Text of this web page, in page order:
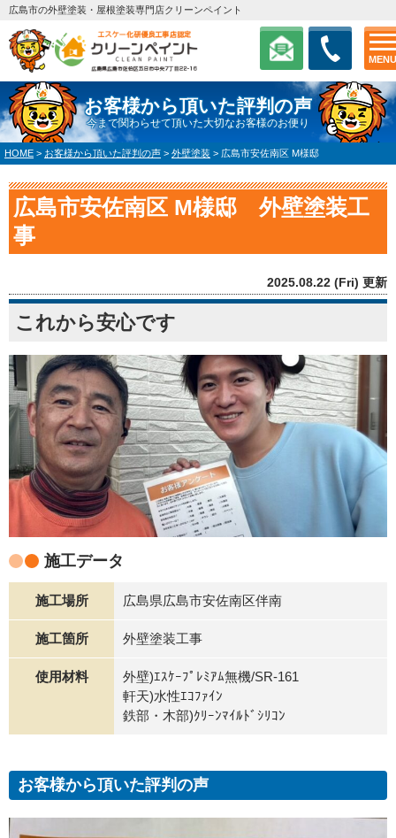
MENU
広島市の外壁塗装・屋根塗装専門店クリーンペイント
お客様から頂いた評判の声
今まで関わらせて頂いた大切なお客様のお便り
HOME > お客様から頂いた評判の声 > 外壁塗装 > 広島市安佐南区 M様邸
広島市安佐南区 M様邸 外壁塗装工
事
2025.08.22 (Fri) 更新
これから安心です
施工データ
施工場所 広島県広島市安佐南区伴南
施工箇所 外壁塗装工事
使用材料
外壁)ｴｽｹｰﾌﾟﾚﾐｱﾑ無機/SR-161
軒天)水性ｴｺﾌｧｲﾝ
鉄部・木部)ｸﾘｰﾝﾏｲﾙﾄﾞｼﾘｺﾝ
お客様から頂いた評判の声